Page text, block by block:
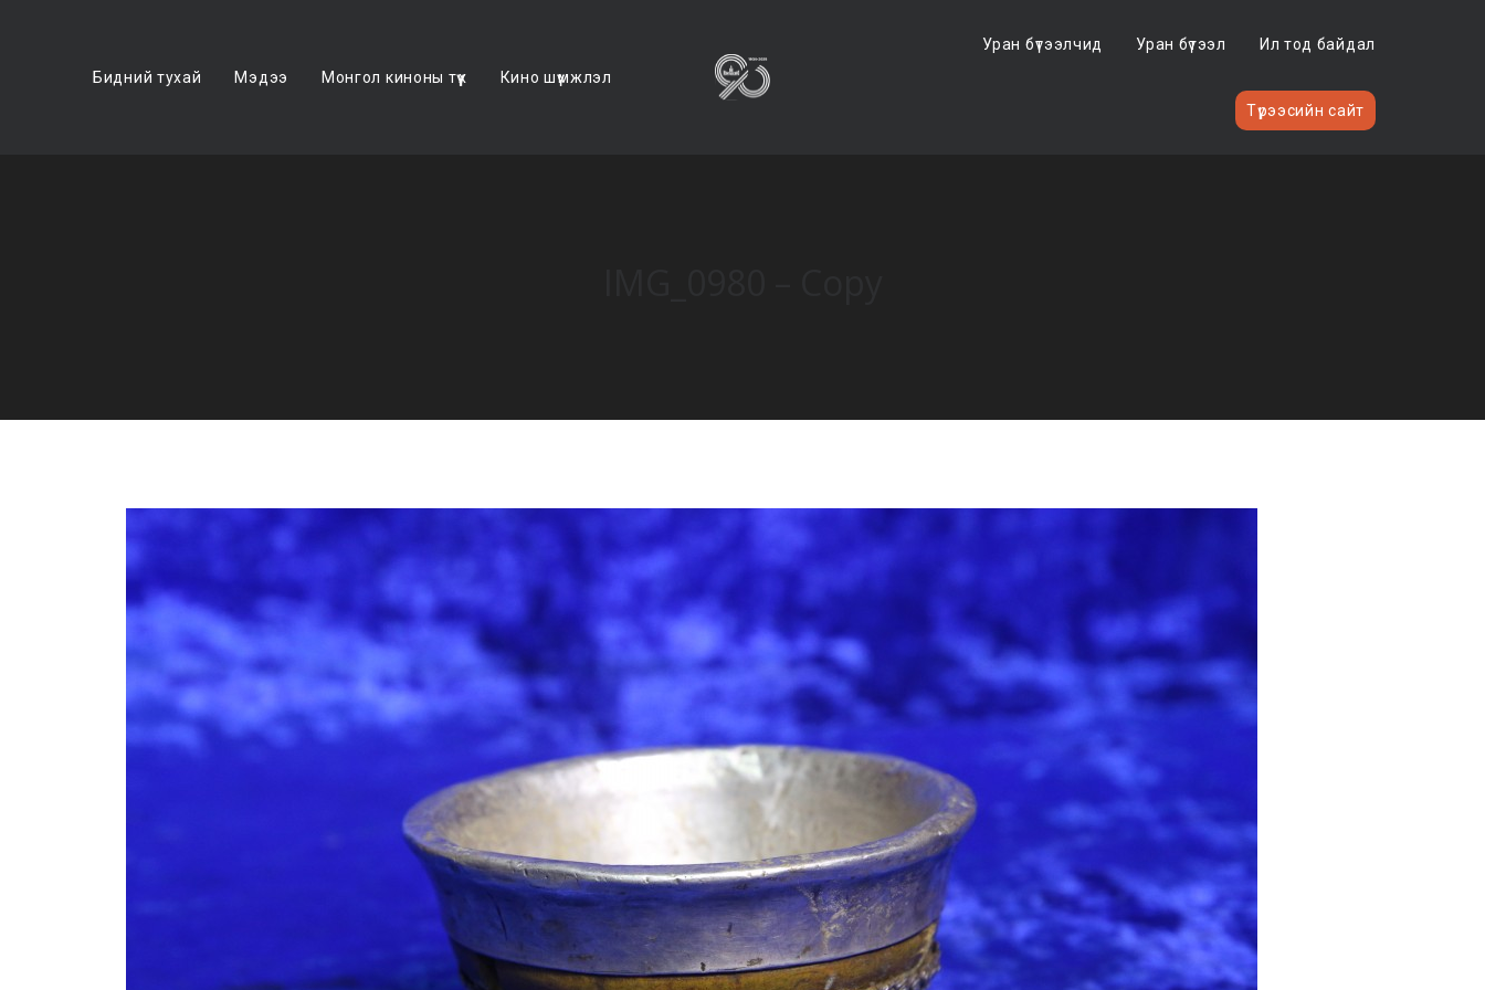
Бидний тухай Мэдээ Монгол киноны түүх Кино шүүмжлэл
Уран бүтээлчид Уран бүтээл Ил тод байдал
Түрээсийн сайт